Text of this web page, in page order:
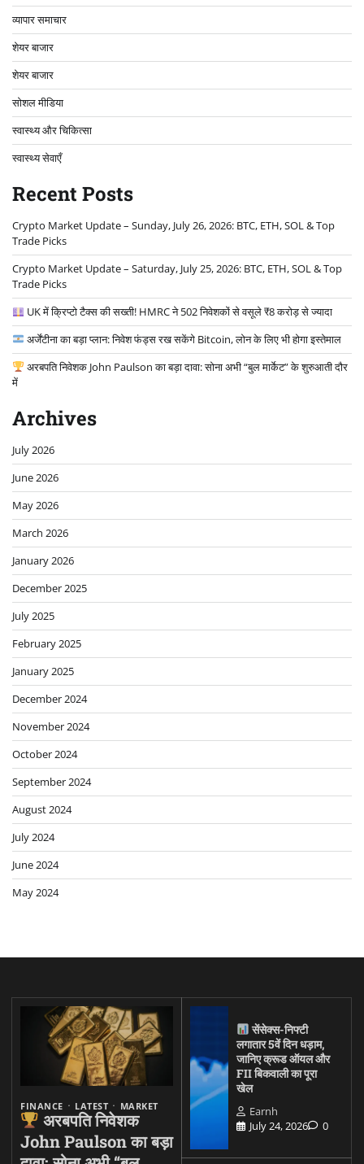
व्यापार समाचार
शेयर बाजार
शेयर बाजार
सोशल मीडिया
स्वास्थ्य और चिकित्सा
स्वास्थ्य सेवाएँ
Recent Posts
Crypto Market Update – Sunday, July 26, 2026: BTC, ETH, SOL & Top
Trade Picks
Crypto Market Update – Saturday, July 25, 2026: BTC, ETH, SOL & Top
Trade Picks
UK में क्रिप्टो टैक्स की सख्ती! HMRC ने 502 निवेशकों से वसूले ₹8 करोड़ से ज्यादा
अर्जेंटीना का बड़ा प्लान: निवेश फंड्स रख सकेंगे Bitcoin, लोन के लिए भी होगा इस्तेमाल
अरबपति निवेशक John Paulson का बड़ा दावा: सोना अभी “बुल मार्केट” के शुरुआती दौर
में
Archives
July 2026
June 2026
May 2026
March 2026
January 2026
December 2025
July 2025
February 2025
January 2025
December 2024
November 2024
October 2024
September 2024
August 2024
July 2024
June 2024
May 2024
FINANCE LATEST MARKET
अरबपति निवेशक
John Paulson का बड़ा
सेंसेक्स-निफ्टी
लगातार 5वें दिन धड़ाम,
जानिए क्रूड ऑयल और
FII बिकवाली का पूरा
खेल
Earnh
July 24, 2026
0